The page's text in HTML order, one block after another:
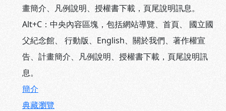
畫簡介、凡例說明、授權書下載，頁尾說明訊息。
Alt+C：中央內容區塊，包括網站導覽、首頁、 國立國
父紀念館、 行動版、English、關於我們、著作權宣
告、計畫簡介、凡例說明、授權書下載，頁尾說明訊
息。
簡介
典藏瀏覽